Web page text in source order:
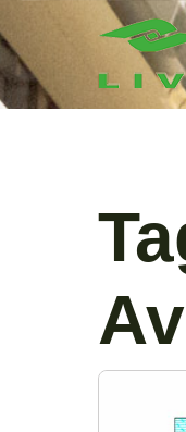
to
content